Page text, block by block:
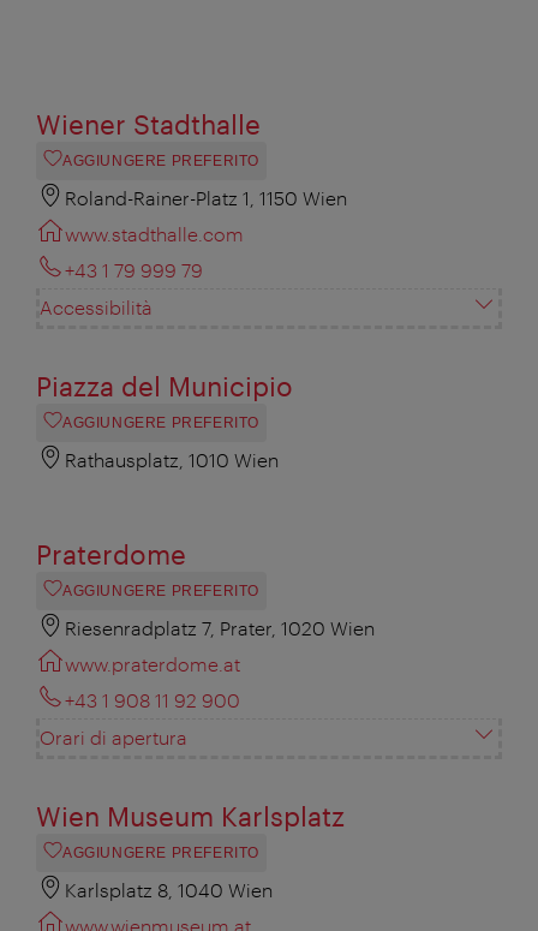
Wiener Stadthalle
AGGIUNGERE PREFERITO
Roland-Rainer-Platz 1, 1150 Wien
www.stadthalle.com
+43 1 79 999 79
Accessibilità
Piazza del Municipio
AGGIUNGERE PREFERITO
Rathausplatz, 1010 Wien
Praterdome
AGGIUNGERE PREFERITO
Riesenradplatz 7, Prater, 1020 Wien
www.praterdome.at
+43 1 908 11 92 900
Orari di apertura
Wien Museum Karlsplatz
AGGIUNGERE PREFERITO
Karlsplatz 8, 1040 Wien
www.wienmuseum.at